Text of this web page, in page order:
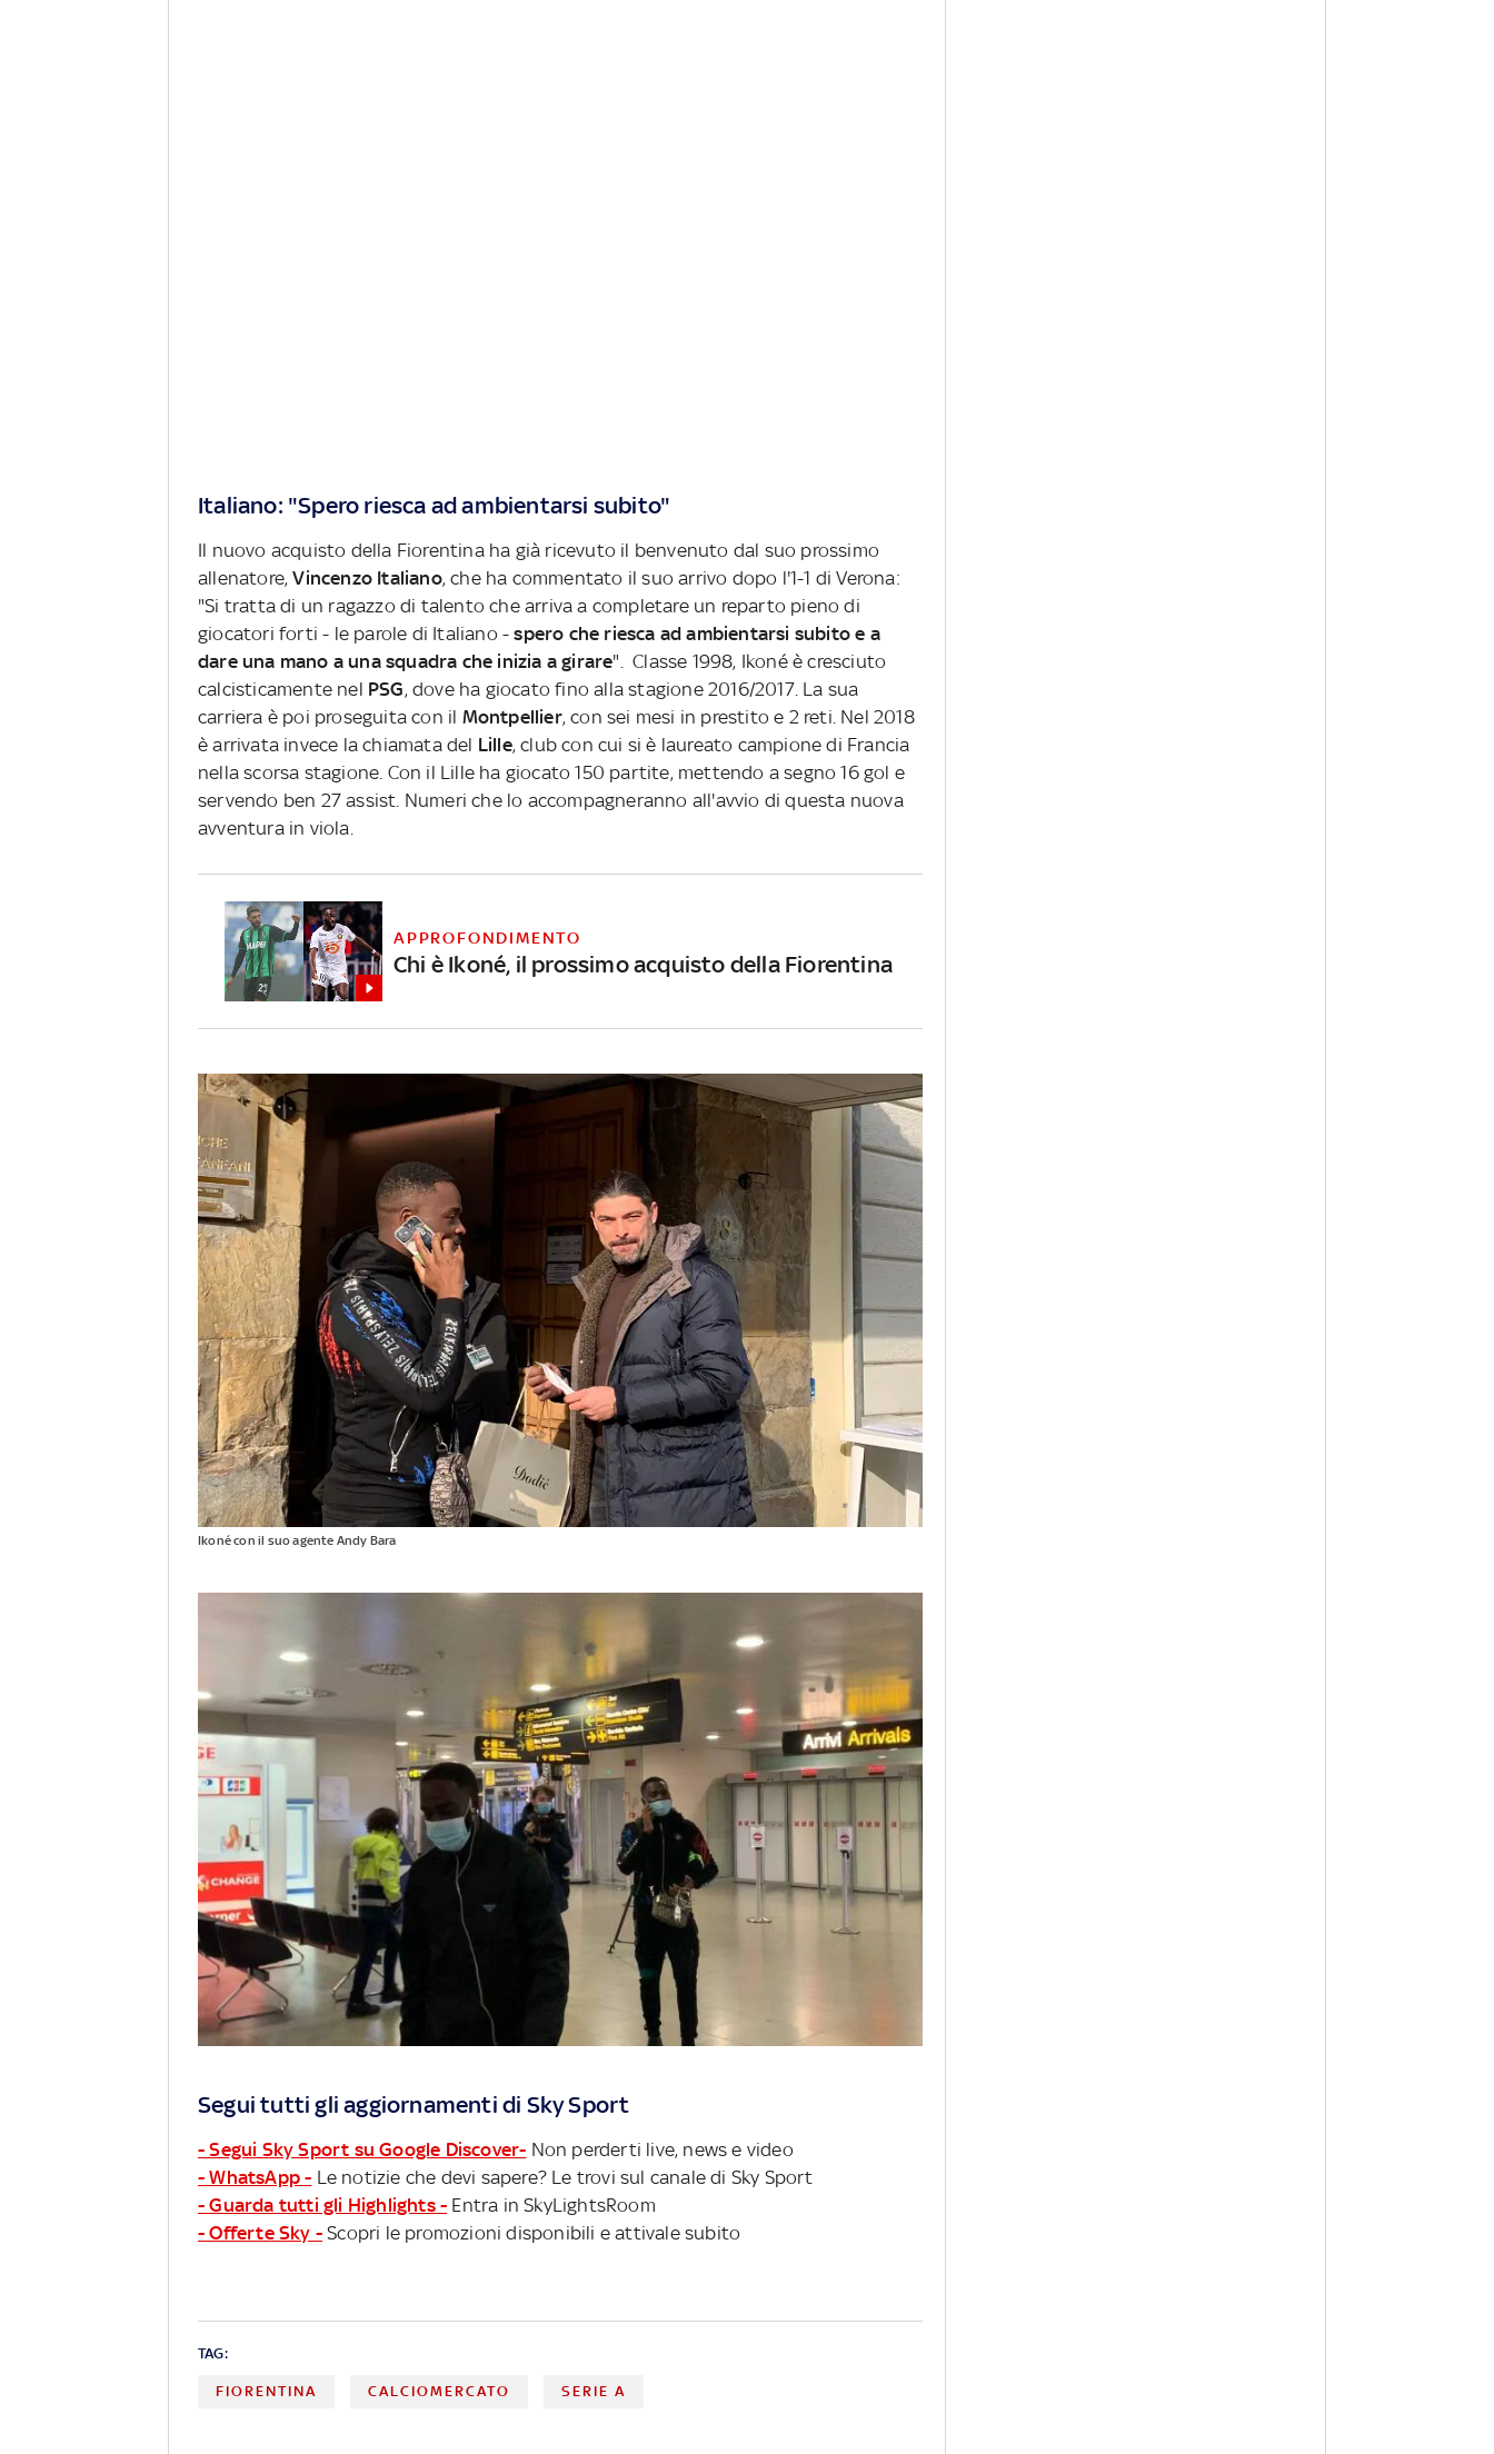
Italiano: "Spero riesca ad ambientarsi subito"
Il nuovo acquisto della Fiorentina ha già ricevuto il benvenuto dal suo prossimo
allenatore,Vincenzo Italiano, che ha commentato il suo arrivo dopo l'1-1 di Verona:
"Si tratta di un ragazzo di talento che arriva a completare un reparto pieno di
giocatori forti - le parole di Italiano -spero che riesca ad ambientarsi subito e a
dare una mano a una squadra che inizia a girare". Classe 1998, Ikoné è cresciuto
calcisticamente nel PSG, dove ha giocato fino alla stagione 2016/2017. La sua
carriera è poi proseguita con il Montpellier, con sei mesi in prestito e 2 reti. Nel 2018
è arrivata invece la chiamata del Lille, club con cui si è laureato campione di Francia
nella scorsa stagione. Con il Lille ha giocato 150 partite, mettendo a segno 16 gol e
servendo ben 27 assist. Numeri che lo accompagneranno all'avvio di questa nuova
avventura in viola.
APPROFONDIMENTO
Chi è Ikoné, il prossimo acquisto della Fiorentina
Ikoné con il suo agente Andy Bara
Segui tutti gli aggiornamenti di Sky Sport
- Segui Sky Sport su Google Discover- Non perderti live, news e video
- WhatsApp - Le notizie che devi sapere? Le trovi sul canale di Sky Sport
- Guarda tutti gli Highlights - Entra in SkyLightsRoom
- Offerte Sky - Scopri le promozioni disponibili e attivale subito
TAG:
FIORENTINA CALCIOMERCATO SERIE A